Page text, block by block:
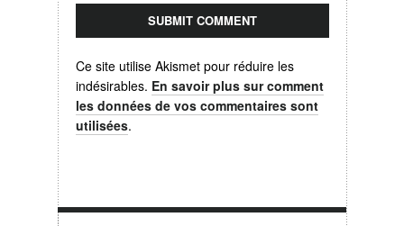
Ce site utilise Akismet pour réduire les
indésirables. En savoir plus sur comment
les données de vos commentaires sont
utilisées.